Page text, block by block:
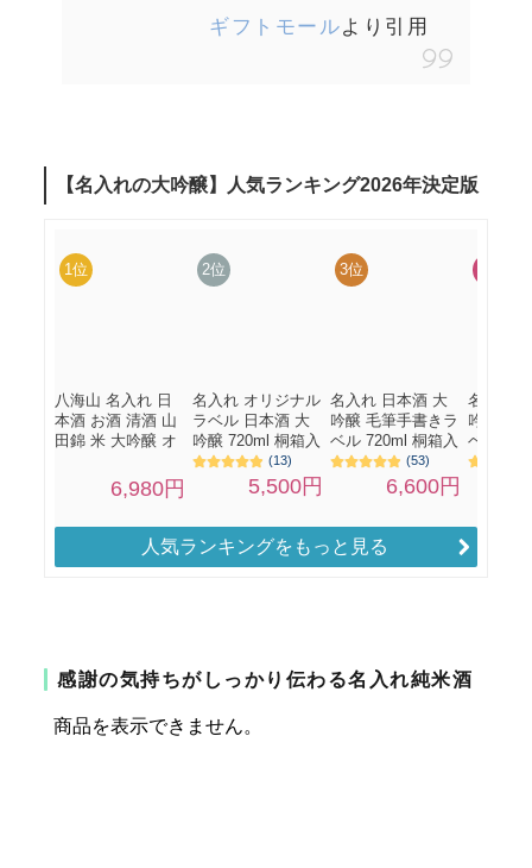
ギフトモールより引用
人気ランキングをもっと見る
感謝の気持ちがしっかり伝わる名入れ純米酒